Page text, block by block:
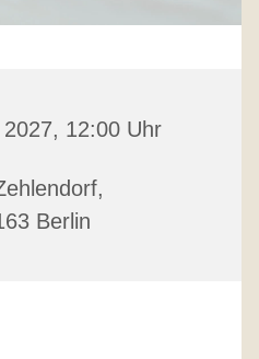
12:00 Uhr
Berlin